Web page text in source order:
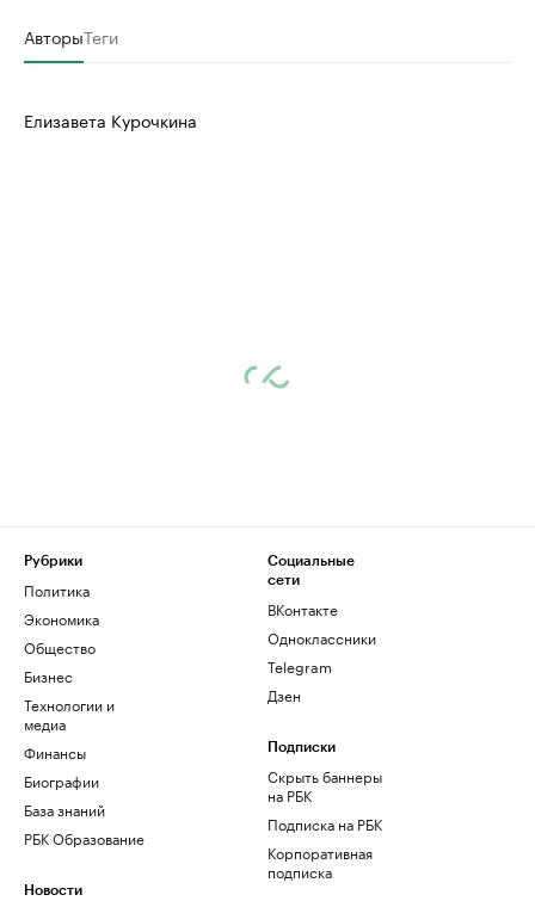
АвторыТеги
Елизавета Курочкина
Рубрики
Политика
Экономика
Общество
Бизнес
Технологии и
медиа
Финансы
Биографии
База знаний
РБК Образование
Новости
Социальные
сети
ВКонтакте
Одноклассники
Telegram
Дзен
Подписки
Скрыть баннеры
на РБК
Подписка на РБК
Корпоративная
подписка